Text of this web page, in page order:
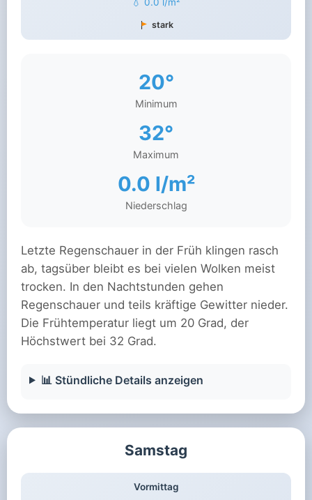
stark
20°
Minimum
32°
Maximum
0.0 l/m²
Niederschlag
Letzte Regenschauer in der Früh klingen rasch
ab, tagsüber bleibt es bei vielen Wolken meist
trocken. In den Nachtstunden gehen
Regenschauer und teils kräftige Gewitter nieder.
Die Frühtemperatur liegt um 20 Grad, der
Höchstwert bei 32 Grad.
📊 Stündliche Details anzeigen
Samstag
Vormittag